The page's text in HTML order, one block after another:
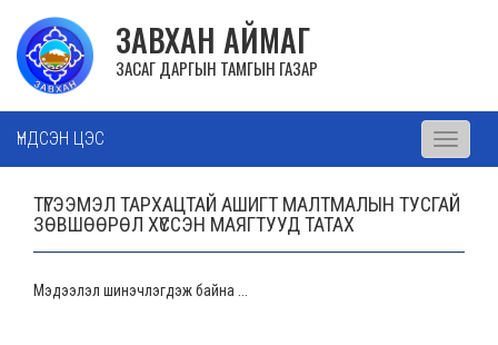
ЗАВХАН АЙМАГ
ЗАСАГ ДАРГЫН ТАМГЫН ГАЗАР
ҮНДСЭН ЦЭС
Toggle
ТҮГЭЭМЭЛ ТАРХАЦТАЙ АШИГТ МАЛТМАЛЫН ТУСГАЙ
ЗӨВШӨӨРӨЛ ХҮССЭН МАЯГТУУД ТАТАХ
Мэдээлэл шинэчлэгдэж байна ...